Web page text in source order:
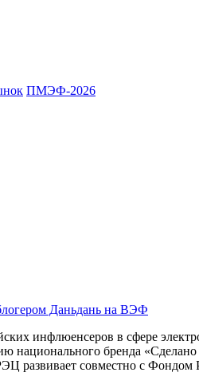
ПМЭФ-2026
Даньдань на ВЭФ
инфлюенсеров в сфере
национального бренда
развивает совместно с Фондом